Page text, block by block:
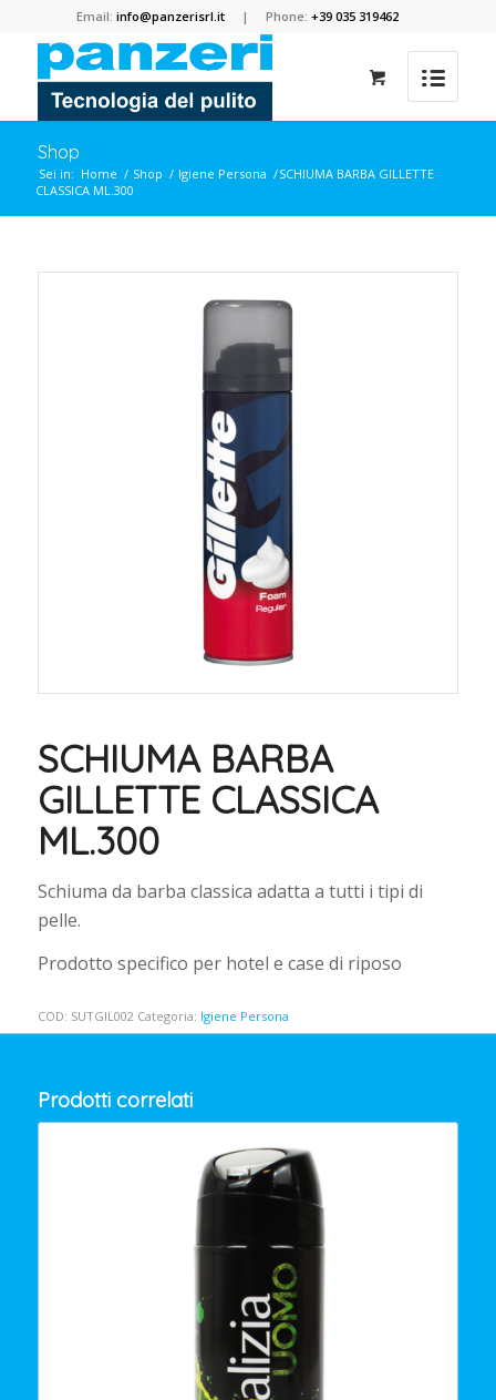
Email:info@panzerisrl.it | Phone:+39 035 319462
Shop
Sei in: Home / Shop / Igiene Persona /SCHIUMA BARBA GILLETTE
CLASSICA ML.300
SCHIUMA BARBA
GILLETTE CLASSICA
ML.300
Schiuma da barba classica adatta a tutti i tipi di
pelle.
Prodotto specifico per hotel e case di riposo
COD: SUTGIL002 Categoria: Igiene Persona
Prodotti correlati